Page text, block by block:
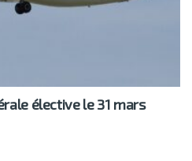
élective le 31 mars